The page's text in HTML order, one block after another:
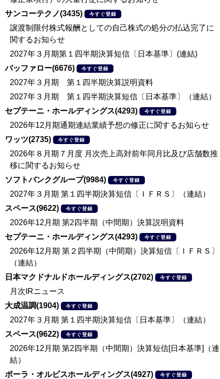
サンコーテクノ(3435)
今すぐ登録
譲渡制限付株式報酬としての自己株式の処分の払込完了に
関するお知らせ
2027年３月期第１四半期決算短信〔日本基準〕(連結)
バッファロー(6676)
今すぐ登録
2027年３月期 第１四半期決算説明資料
2027年３月期 第１四半期決算短信〔日本基準〕（連結）
セプテーニ・ホールディングス(4293)
今すぐ登録
2026年12月期通期連結業績予想の修正に関するお知らせ
ワッツ(2735)
今すぐ登録
2026年８月期７月度 月次売上高対前年同月比及び店舗数推
移に関するお知らせ
ソフトバンクグループ(9984)
今すぐ登録
2027年３月期 第１四半期決算短信〔ＩＦＲＳ〕（連結）
スペース(9622)
今すぐ登録
2026年12月期 第2四半期（中間期）決算説明資料
セプテーニ・ホールディングス(4293)
今すぐ登録
2026年12月期 第２四半期（中間期）決算短信〔ＩＦＲＳ〕
（連結）
日本マクドナルドホールディングス(2702)
今すぐ登録
月次IRニュース
大成温調(1904)
今すぐ登録
2027年３月期 第１四半期決算短信〔日本基準〕（連結）
スペース(9622)
今すぐ登録
2026年12月期 第2四半期（中間期）決算短信[日本基準]（連
結）
ポーラ・オルビスホールディングス(4927)
今すぐ登録